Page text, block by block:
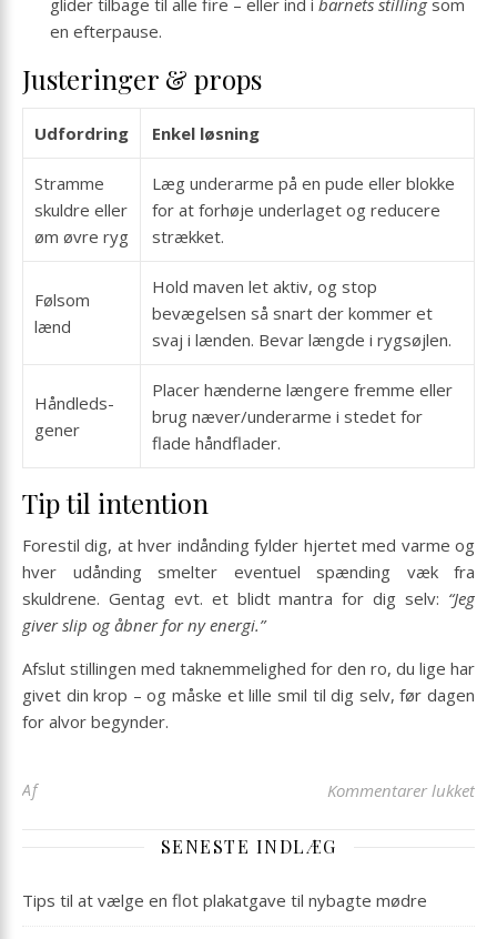
glider tilbage til alle fire – eller ind i barnets stillingsom
en efterpause.
Justeringer & props
Udfordring Enkel løsning
Stramme
skuldre eller
øm øvre ryg
Læg underarme på en pude eller blokke
for at forhøje underlaget og reducere
strækket.
Følsom
lænd
Hold maven let aktiv, og stop
bevægelsen så snart der kommer et
svaj i lænden. Bevar længde i rygsøjlen.
Håndleds­
gener
Placer hænderne længere fremme eller
brug næver/underarme i stedet for
flade håndflader.
Tip til intention
Forestil dig, at hver indånding fylder hjertet med varme og
hver udånding smelter eventuel spænding væk fra
skuldrene. Gentag evt. et blidt mantra for dig selv: “Jeg
giver slip og åbner for ny energi.”
Afslut stillingen med taknemmelighed for den ro, du lige har
givet din krop – og måske et lille smil til dig selv, før dagen
for alvor begynder.
Af Kommentarer lukkettil
SENESTE INDLÆG
Tips til at vælge en flot plakatgave til nybagte mødre